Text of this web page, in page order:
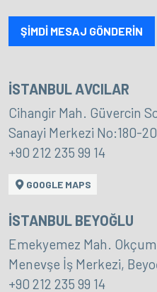
ŞİMDİ MESAJ GÖNDERİN
İSTANBUL AVCILAR
Cihangir Mah. Güvercin
Sanayi Merkezi No:180-
+90 212 235 99 14
GOOGLE MAPS
İSTANBUL BEYOĞLU
Emekyemez Mah.
Menevşe İş Merkezi,
+90 212 235 99 14